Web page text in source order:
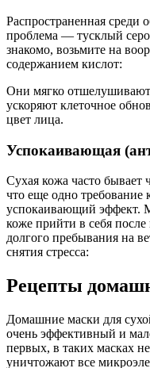
Распространенная среди
проблема — тусклый
знакомо, возьмите на
содержанием кислот:
Они мягко
ускоряют клеточное
цвет лица.
Успокаивающая
Сухая кожа часто бывает
что еще одно требование
успокаивающий эффект.
коже прийти в себя
долгого пребывания на
снятия стресса:
Рецепты
Домашние маски для
очень эффективный и
первых, в таких масках
уничтожают все